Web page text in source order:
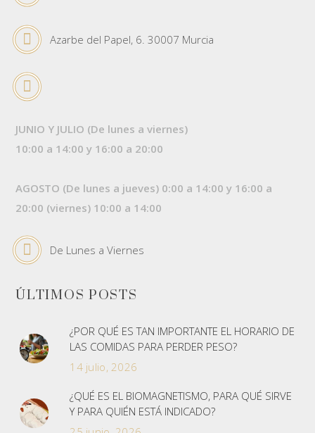
Azarbe del Papel, 6. 30007 Murcia
JUNIO Y JULIO (De lunes a viernes)
10:00 a 14:00 y 16:00 a 20:00
AGOSTO (De lunes a jueves) 0:00 a 14:00 y 16:00 a
20:00 (viernes) 10:00 a 14:00
De Lunes a Viernes
ÚLTIMOS POSTS
¿POR QUÉ ES TAN IMPORTANTE EL HORARIO DE
LAS COMIDAS PARA PERDER PESO?
14 julio, 2026
¿QUÉ ES EL BIOMAGNETISMO, PARA QUÉ SIRVE
Y PARA QUIÉN ESTÁ INDICADO?